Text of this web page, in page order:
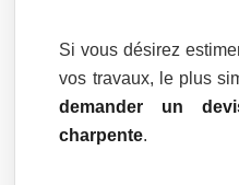
Si vous désirez
vos travaux, le plus
demander un
charpente.